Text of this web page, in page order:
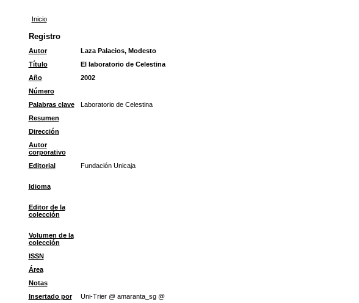
Inicio
Registro
Autor
Laza Palacios, Modesto
Título
El laboratorio de Celestina
Año
2002
Número
Palabras clave
Laboratorio de Celestina
Resumen
Dirección
Autor
corporativo
Editorial Fundación Unicaja
Idioma
Editor de la
colección
Volumen de la
colección
ISSN
Área
Notas
Insertado por
Uni-Trier @ amaranta_sg @